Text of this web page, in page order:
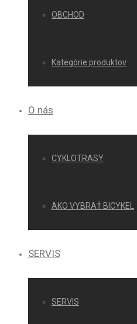
OBCHOD
Kategórie produktov
O nás
CYKLOTRASY
AKO VYBRAŤ BICYKEL
SERVIS
SERVIS